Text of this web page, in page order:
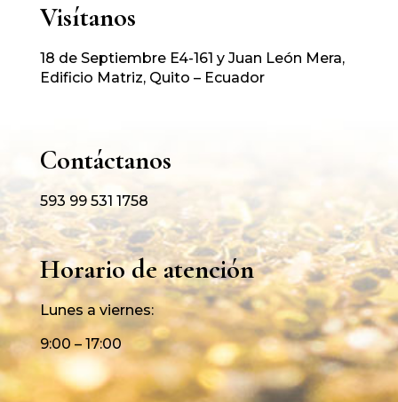
Visítanos
18 de Septiembre E4-161 y Juan León Mera,
Edificio Matriz, Quito – Ecuador
Contáctanos
593 99 531 1758
Horario de atención
Lunes a viernes:
9:00 – 17:00